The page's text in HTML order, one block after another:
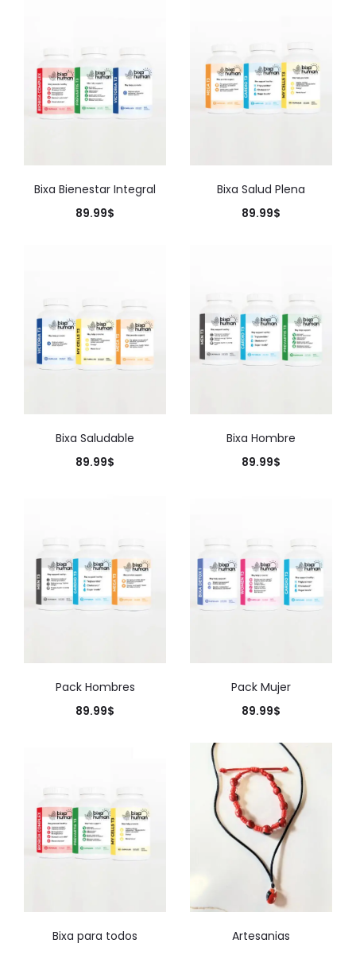
Bixa Bienestar Integral
89.99$
Bixa Salud Plena
89.99$
Bixa Saludable
89.99$
Bixa Hombre
89.99$
Pack Hombres
89.99$
Pack Mujer
89.99$
Bixa para todos
Artesanias